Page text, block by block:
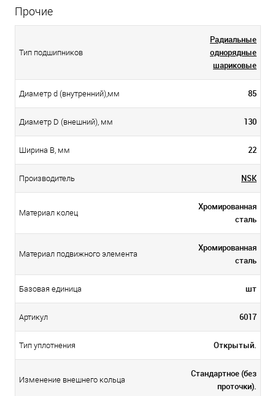
Прочие
Тип подшипников
Радиальные
однорядные
шариковые
Диаметр d (внутренний),мм 85
Диаметр D (внешний), мм 130
Ширина B, мм 22
Производитель NSK
Материал колец
Хромированная
сталь
Материал подвижного элемента
Хромированная
сталь
Базовая единица шт
Артикул 6017
Тип уплотнения Открытый.
Изменение внешнего кольца
Стандартное (без
проточки).